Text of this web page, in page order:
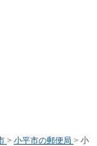
> 小平市の郵便局 > 小